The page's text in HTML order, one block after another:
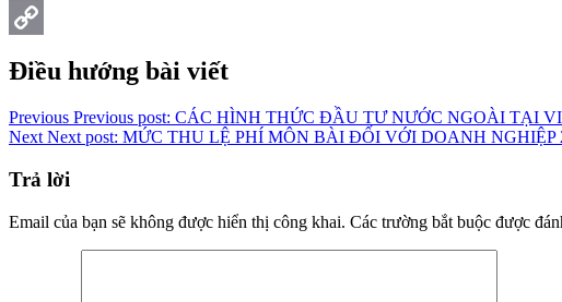
Pinterest
Điều hướng bài viết
Previous Previous post: CÁC HÌNH THỨC ĐẦU TƯ NƯỚC NGOÀI TẠI
Next Next post: MỨC THU LỆ PHÍ MÔN BÀI ĐỐI VỚI DOANH NGHIỆP
Trả lời
Email của bạn sẽ không được hiển thị công khai. Các trường bắt buộc được